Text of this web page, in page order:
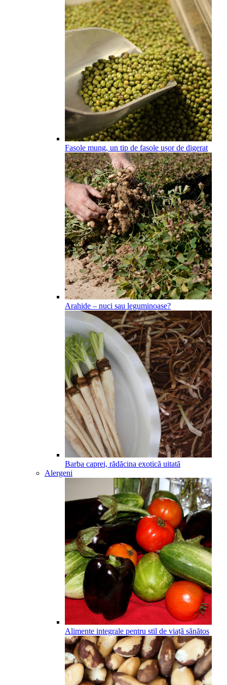
Fasole mung, un tip de fasole ușor de digerat
Arahide – nuci sau leguminoase?
Barba caprei, rădăcina exotică uitată
Alergeni
Alimente integrale pentru stil de viață sănătos